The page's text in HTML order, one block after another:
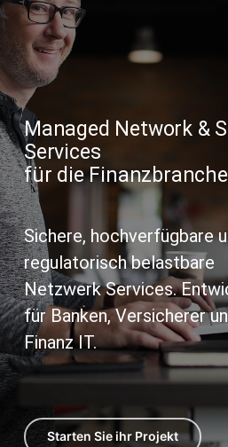
Managed Network &
Services
für die Finanzbranche
Sichere, hochverfügbare
regulatorisch belastbare
Netzwerk Services.
für Banken, Versicherer
Finanz IT.
Starten Sie ihr Projekt